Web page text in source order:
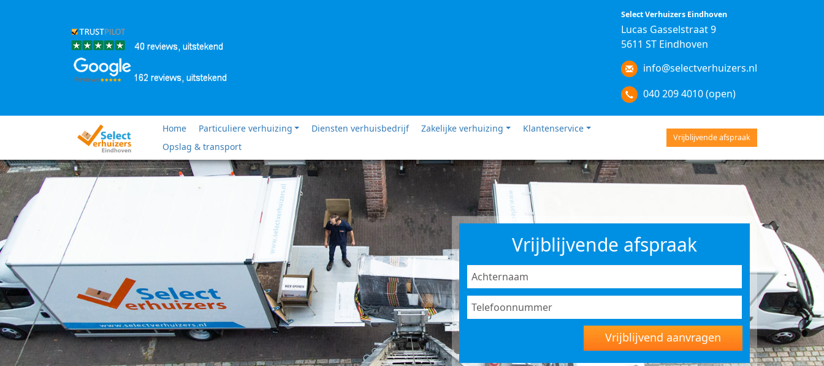
Select Verhuizers Eindhoven
Lucas Gasselstraat 9
5611 ST Eindhoven
info@selectverhuizers.nl
040 209 4010 (open)
Vrijblijvende afspraak
Home Particuliere verhuizing Diensten verhuisbedrijf Zakelijke verhuizing
Klantenservice
Opslag & transport
Vrijblijvende afspraak
Vrijblijvend aanvragen